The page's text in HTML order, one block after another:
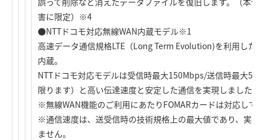
害に限定）※4
●NTTドコモ対応無線WAN内蔵モデル※1
高速データ通信規格LTE（Long Term Evolution)を利用した
内蔵。
NTTドコモ対応モデルは受信時最大150Mbps/送信時最大
限ります）と高い伝達速度と安定した通信を実現しました。
※無線WAN機能のご利用にあたりFOMARカードは対応して
※通信速度は、送受信時の技術規格上の最大値であり、実際
ません。